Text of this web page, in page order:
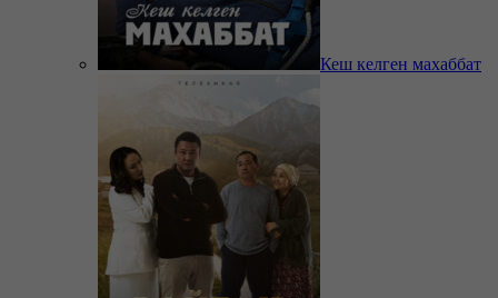
Кеш келген махаббат